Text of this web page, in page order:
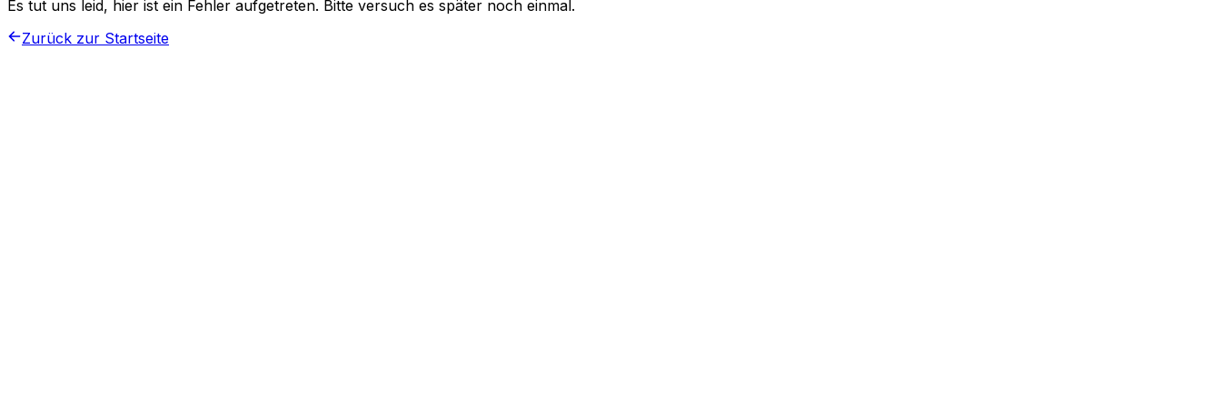
Es tut uns leid, hier ist ein Fehler aufgetreten. Bitte versuch es später noch einmal.
Zurück zur Startseite